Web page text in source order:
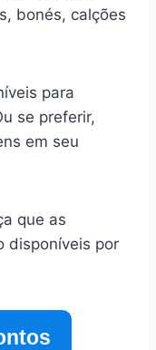
bonés, calções
para
se preferir,
em seu
que as
disponíveis por